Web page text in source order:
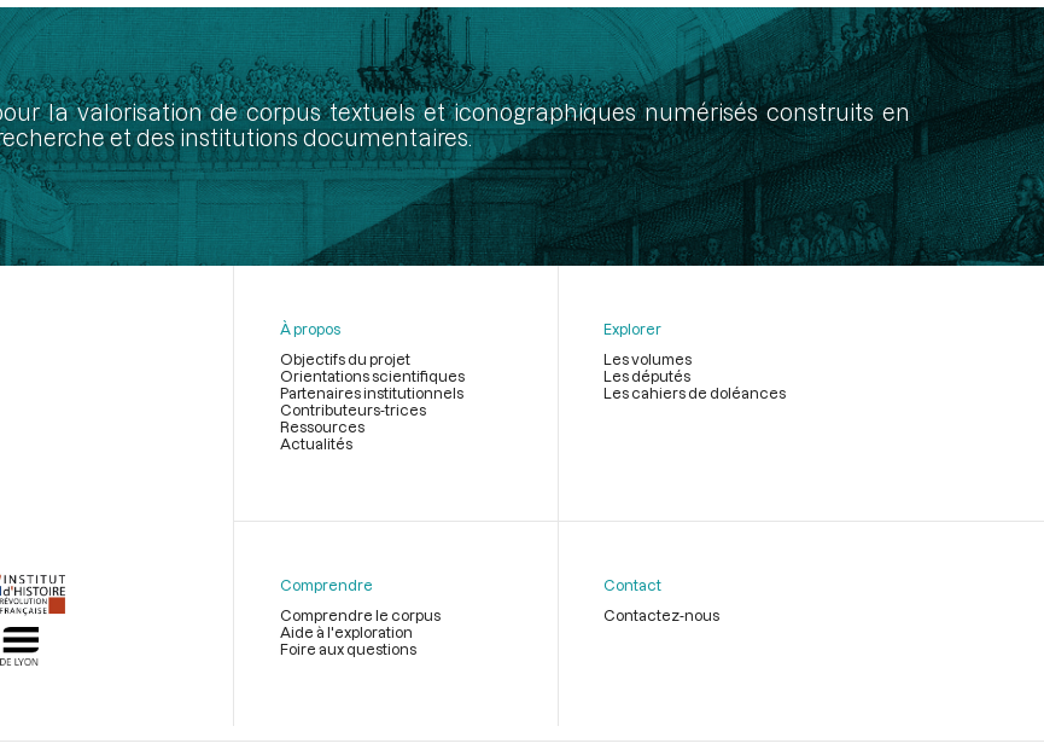
la valorisation de corpus textuels et iconographiques numérisés construits en
et des institutions documentaires.
page
À propos
Objectifs du projet
Orientations scientifiques
Partenaires institutionnels
Contributeurs-trices
Ressources
Actualités
Explorer
Les volumes
Les députés
Les cahiers de doléances
Comprendre
Comprendre le corpus
Aide à l'exploration
Foire aux questions
Contact
Contactez-nous